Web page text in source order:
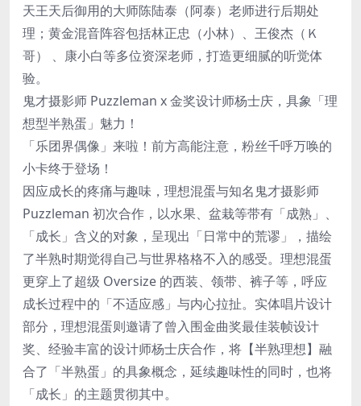
天王天后御用的大师陈陆泰（阿泰）老师进行后期处
理；黄金混音阵容包括林正忠（小林）、王俊杰（Ｋ
哥） 、康小白等多位资深老师，打造更细腻的听觉体
验。
鬼才摄影师 Puzzleman x 金奖设计师杨士庆，具象「理
想型半熟蛋」魅力！
「乐团界偶像」来啦！前方高能注意，粉丝千呼万唤的
小卡终于登场！
因应成长的疼痛与趣味，理想混蛋与知名鬼才摄影师
Puzzleman 初次合作，以水果、盆栽等带有「成熟」、
「成长」含义的对象，呈现出「日常中的荒谬」，描绘
了半熟时期觉得自己与世界格格不入的感受。理想混蛋
更穿上了超级 Oversize 的西装、领带、裤子等，呼应
成长过程中的「不适应感」与内心拉扯。实体唱片设计
部分，理想混蛋则邀请了曾入围金曲奖最佳装帧设计
奖、经验丰富的设计师杨士庆合作，将【半熟理想】融
合了「半熟蛋」的具象概念，延续趣味性的同时，也将
「成长」的主题贯彻其中。